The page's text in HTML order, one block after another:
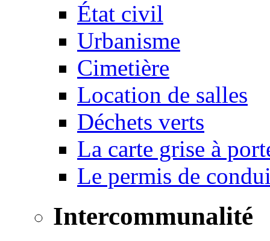
État civil
Urbanisme
Cimetière
Location de salles
Déchets verts
La carte grise à
Le permis de
Intercommunalité